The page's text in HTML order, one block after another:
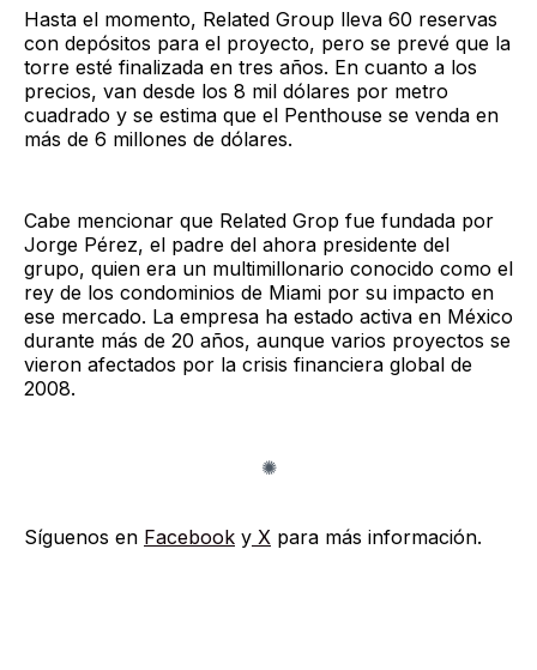
Hasta el momento, Related Group lleva 60 reservas
con depósitos para el proyecto, pero se prevé que la
torre esté finalizada en tres años. En cuanto a los
precios, van desde los 8 mil dólares por metro
cuadrado y se estima que el Penthouse se venda en
más de 6 millones de dólares.
Cabe mencionar que Related Grop fue fundada por
Jorge Pérez, el padre del ahora presidente del
grupo, quien era un multimillonario conocido como el
rey de los condominios de Miami por su impacto en
ese mercado. La empresa ha estado activa en México
durante más de 20 años, aunque varios proyectos se
vieron afectados por la crisis financiera global de
2008.
Síguenos en Facebook y X para más información.